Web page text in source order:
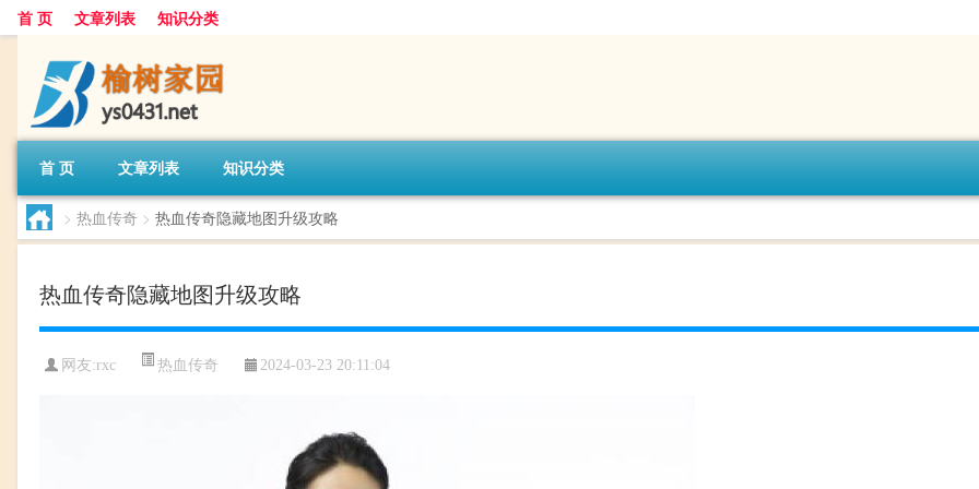
首 页 文章列表 知识分类
首 页 文章列表 知识分类
> 热血传奇 > 热血传奇隐藏地图升级攻略
热血传奇隐藏地图升级攻略
网友:rxc 热血传奇 2024-03-23 20:11:04